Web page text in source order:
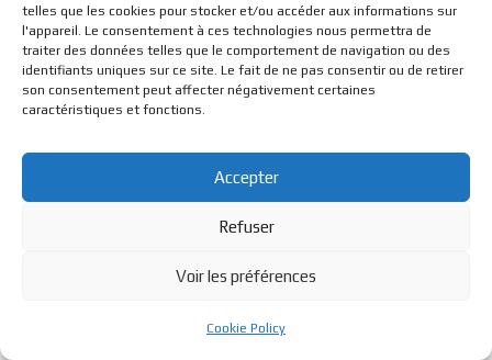
telles que les cookies pour stocker et/ou accéder aux informations sur
l'appareil. Le consentement à ces technologies nous permettra de
traiter des données telles que le comportement de navigation ou des
identifiants uniques sur ce site. Le fait de ne pas consentir ou de retirer
son consentement peut affecter négativement certaines
caractéristiques et fonctions.
Accepter
Refuser
Voir les préférences
Cookie Policy
Claude - 2023 - Tous droits réservés